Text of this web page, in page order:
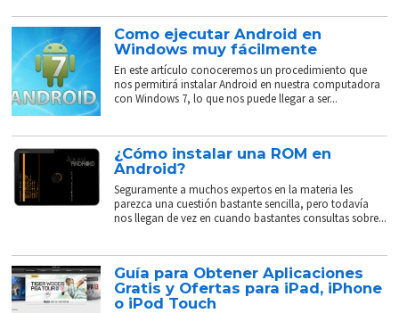
Como ejecutar Android en
Windows muy fácilmente
En este artículo conoceremos un procedimiento que
nos permitirá instalar Android en nuestra computadora
con Windows 7, lo que nos puede llegar a ser...
¿Cómo instalar una ROM en
Android?
Seguramente a muchos expertos en la materia les
parezca una cuestión bastante sencilla, pero todavía
nos llegan de vez en cuando bastantes consultas sobre...
Guía para Obtener Aplicaciones
Gratis y Ofertas para iPad, iPhone
o iPod Touch